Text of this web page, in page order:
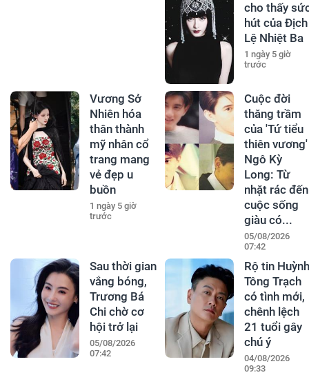
cho thấy
hút của Địch
Lệ Nhiệt Ba
1 ngày 5 giờ
trước
Vương Sở
Nhiên hóa
thân thành
mỹ nhân cổ
trang mang
vẻ đẹp u
buồn
1 ngày 5 giờ
trước
Cuộc đời
thăng trầm
của 'Tứ tiểu
thiên vương'
Ngô Kỳ
Long: Từ
nhặt rác đến
cuộc sống
giàu có...
05/08/2026
07:42
Sau thời gian
vắng bóng,
Trương Bá
Chi chờ cơ
hội trở lại
05/08/2026
07:42
Rộ tin Huỳnh
Tông Trạch
có tình mới,
chênh lệch
21 tuổi gây
chú ý
04/08/2026
09:33